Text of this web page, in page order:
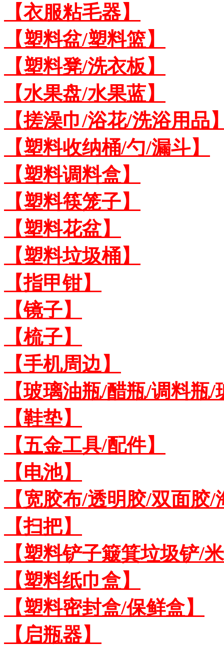
【衣服粘毛器】
【塑料盆/塑料篮】
【塑料凳/洗衣板】
【水果盘/水果蓝】
【搓澡巾/浴花/洗浴用品
【塑料收纳桶/勺/漏斗】
【塑料调料盒】
【塑料筷笼子】
【塑料花盆】
【塑料垃圾桶】
【指甲钳】
【镜子】
【梳子】
【手机周边】
【玻璃油瓶/醋瓶/调料瓶
【鞋垫】
【五金工具/配件】
【电池】
【宽胶布/透明胶/双面胶
【扫把】
【塑料铲子簸箕垃圾铲/
【塑料纸巾盒】
【塑料密封盒/保鲜盒】
【启瓶器】